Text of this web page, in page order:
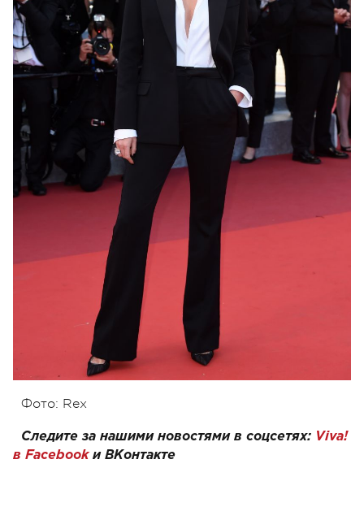
Фото: Rex
Следите за нашими новостями в соцсетях: Viva!
в Facebookи ВКонтакте